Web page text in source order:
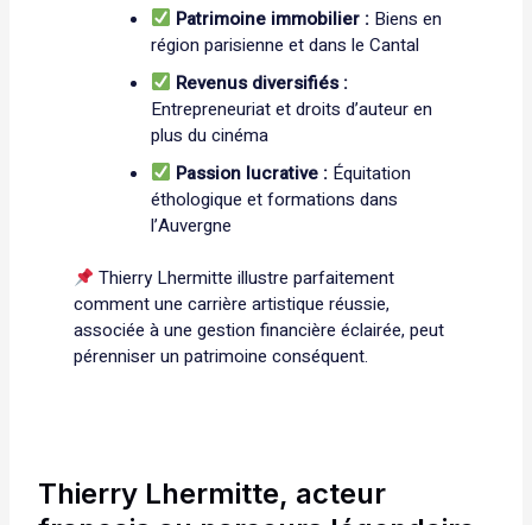
Patrimoine immobilier : Biens en
région parisienne et dans le Cantal
Revenus diversifiés :
Entrepreneuriat et droits d’auteur en
plus du cinéma
Passion lucrative : Équitation
éthologique et formations dans
l’Auvergne
Thierry Lhermitte illustre parfaitement
comment une carrière artistique réussie,
associée à une gestion financière éclairée, peut
pérenniser un patrimoine conséquent.
Thierry Lhermitte, acteur